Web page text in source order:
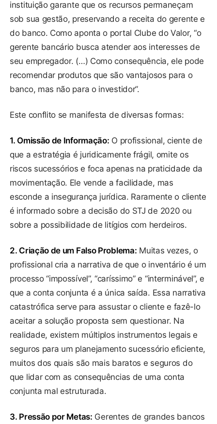
instituição garante que os recursos permaneçam
sob sua gestão, preservando a receita do gerente e
do banco. Como aponta o portal Clube do Valor, “o
gerente bancário busca atender aos interesses de
seu empregador. (…) Como consequência, ele pode
recomendar produtos que são vantajosos para o
banco, mas não para o investidor”.
Este conflito se manifesta de diversas formas:
1. Omissão de Informação: O profissional, ciente de
que a estratégia é juridicamente frágil, omite os
riscos sucessórios e foca apenas na praticidade da
movimentação. Ele vende a facilidade, mas
esconde a insegurança jurídica. Raramente o cliente
é informado sobre a decisão do STJ de 2020 ou
sobre a possibilidade de litígios com herdeiros.
2. Criação de um Falso Problema: Muitas vezes, o
profissional cria a narrativa de que o inventário é um
processo “impossível”, “caríssimo” e “interminável”, e
que a conta conjunta é a única saída. Essa narrativa
catastrófica serve para assustar o cliente e fazê-lo
aceitar a solução proposta sem questionar. Na
realidade, existem múltiplos instrumentos legais e
seguros para um planejamento sucessório eficiente,
muitos dos quais são mais baratos e seguros do
que lidar com as consequências de uma conta
conjunta mal estruturada.
3. Pressão por Metas: Gerentes de grandes bancos